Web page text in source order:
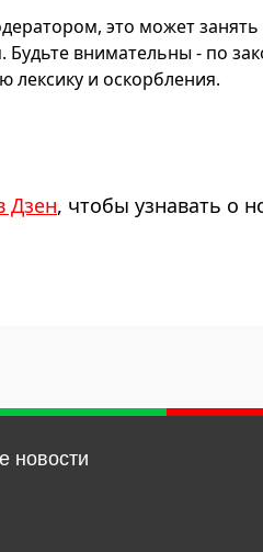
это может
Будьте внимательны - по
и оскорбления.
Дзен, чтобы узнавать о
новости